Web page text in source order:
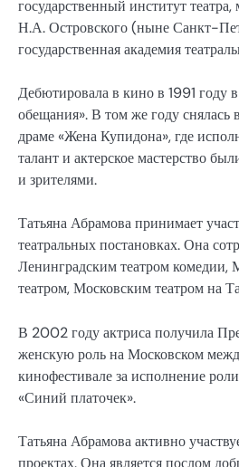
государственный институт
Н.А. Островского (ныне Санкт-
государственная академия
Дебютировала в кино в 1991 году
обещания». В том же году снялась
драме «Жена Купидона», где
талант и актерское мастерство
и зрителями.
Татьяна Абрамова принимает
театральных постановках. Она
Ленинградским театром
театром, Московским театром на
В 2002 году актриса получила
женскую роль на Московском
кинофестивале за исполнение
«Синий платочек».
Татьяна Абрамова активно
проектах. Она является послом